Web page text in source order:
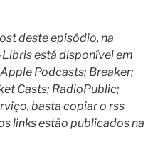
deste episódio, na
Libris está disponível em
Podcasts; Breaker;
Casts; RadioPublic;
basta copiar o rss
links estão publicados na